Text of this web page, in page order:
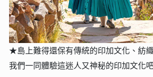
★島上難得還保有傳統的印加文化、紡
我們一同體驗這迷人又神秘的印加文化